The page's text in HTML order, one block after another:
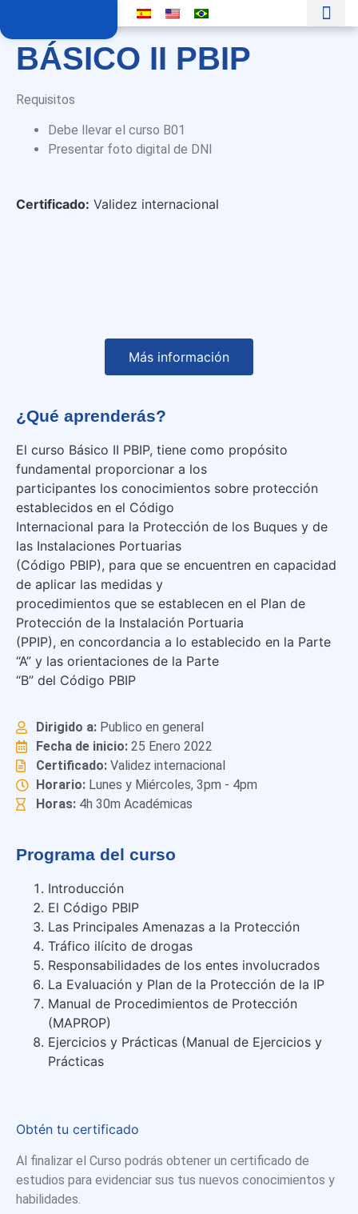
BÁSICO II PBIP
Requisitos
Debe llevar el curso B01
Presentar foto digital de DNI
Certificado: Validez internacional
Más información
¿Qué aprenderás?
El curso Básico II PBIP, tiene como propósito
fundamental proporcionar a los
participantes los conocimientos sobre protección
establecidos en el Código
Internacional para la Protección de los Buques y de
las Instalaciones Portuarias
(Código PBIP), para que se encuentren en capacidad
de aplicar las medidas y
procedimientos que se establecen en el Plan de
Protección de la Instalación Portuaria
(PPIP), en concordancia a lo establecido en la Parte
“A” y las orientaciones de la Parte
“B” del Código PBIP
Dirigido a: Publico en general
Fecha de inicio: 25 Enero 2022
Certificado: Validez internacional
Horario: Lunes y Miércoles, 3pm - 4pm
Horas: 4h 30m Académicas
Programa del curso
Introducción
El Código PBIP
Las Principales Amenazas a la Protección
Tráfico ilícito de drogas
Responsabilidades de los entes involucrados
La Evaluación y Plan de la Protección de la IP
Manual de Procedimientos de Protección
(MAPROP)
Ejercicios y Prácticas (Manual de Ejercicios y
Prácticas
Obtén tu certificado
Al finalizar el Curso podrás obtener un certificado de
estudios para evidenciar sus tus nuevos conocimientos y
habilidades.